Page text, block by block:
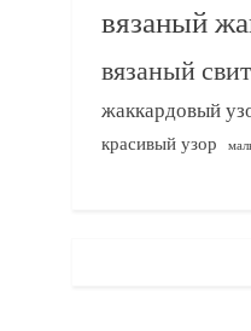
вязаный
вязаный
жаккардовый
красивый узор